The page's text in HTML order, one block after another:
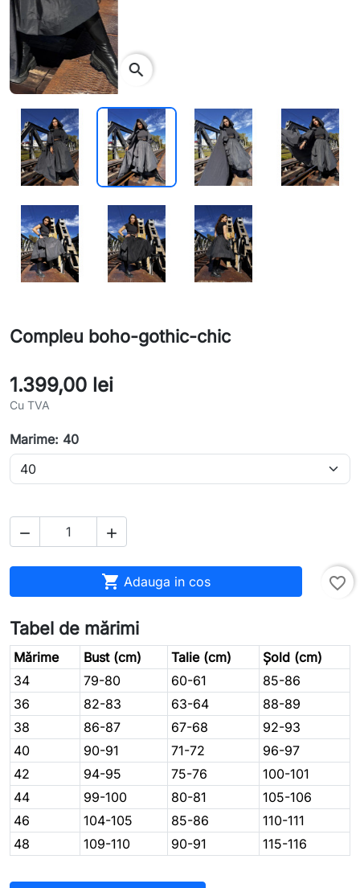
Compleu boho-gothic-chic
1.399,00 lei
Cu TVA
Marime: 40
 
 Adauga in cos favorite_border
Tabel de mărimi
Mărime Bust (cm) Talie (cm)
Șold (cm)
34
79-80 60-61
85-86
36
82-83 63-64
88-89
38
86-87 67-68
92-93
40
90-91 71-72
96-97
42
94-95 75-76
100-101
44
99-100 80-81
105-106
46
104-105 85-86
110-111
48
109-110 90-91 115-116